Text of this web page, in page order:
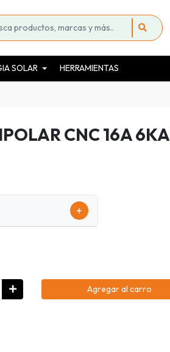
SOLAR HERRAMIENTAS
CNC 16A 6KA
+
Agregar al carro